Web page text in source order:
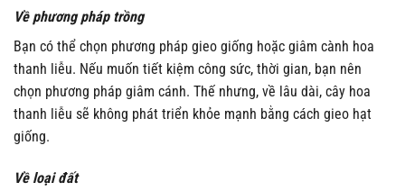
Về phương pháp trồng
Bạn có thể chọn phương pháp gieo giống hoặc giâm cành hoa
thanh liễu. Nếu muốn tiết kiệm công sức, thời gian, bạn nên
chọn phương pháp giâm cánh. Thế nhưng, về lâu dài, cây hoa
thanh liễu sẽ không phát triển khỏe mạnh bằng cách gieo hạt
giống.
Về loại đất